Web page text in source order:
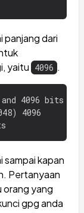
panjang dari
yaitu 4096 .
and 4096 bits
4096
kapan
Pertanyaan
orang yang
gpg anda